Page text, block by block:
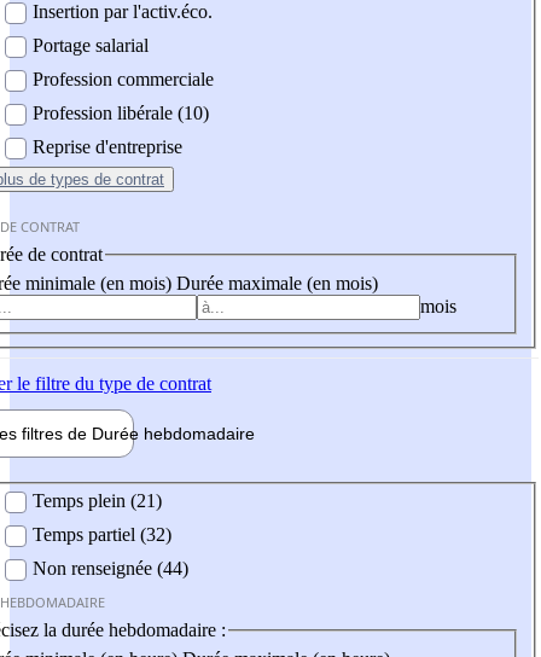
Insertion par l'activ.éco.
Portage salarial
Profession commerciale
Profession libérale (10)
Reprise d'entreprise
de types de contrat
CONTRAT
de contrat
minimale (en mois) Durée maximale (en mois)
mois
le filtre du type de contrat
filtres de Durée hebdomadaire
Temps plein (21)
Temps partiel (32)
Non renseignée (44)
la durée hebdomadaire :